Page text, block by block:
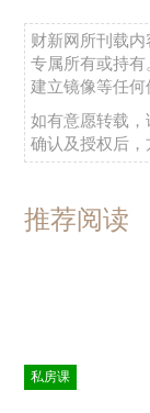
财新网所刊载
专属所有或持
建立镜像等任何
如有意愿转载
确认及授权后，
推荐阅读
私房课